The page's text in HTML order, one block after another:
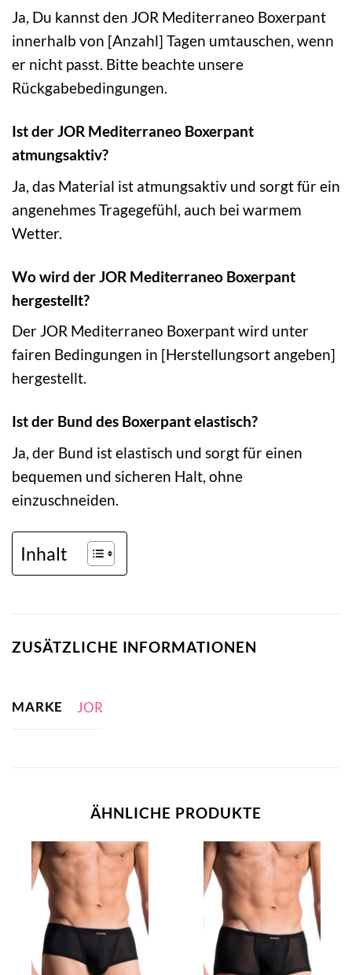
Ja, Du kannst den JOR Mediterraneo Boxerpant
innerhalb von [Anzahl] Tagen umtauschen, wenn
er nicht passt. Bitte beachte unsere
Rückgabebedingungen.
Ist der JOR Mediterraneo Boxerpant
atmungsaktiv?
Ja, das Material ist atmungsaktiv und sorgt für ein
angenehmes Tragegefühl, auch bei warmem
Wetter.
Wo wird der JOR Mediterraneo Boxerpant
hergestellt?
Der JOR Mediterraneo Boxerpant wird unter
fairen Bedingungen in [Herstellungsort angeben]
hergestellt.
Ist der Bund des Boxerpant elastisch?
Ja, der Bund ist elastisch und sorgt für einen
bequemen und sicheren Halt, ohne
einzuschneiden.
Inhalt
ZUSÄTZLICHE INFORMATIONEN
MARKE JOR
ÄHNLICHE PRODUKTE